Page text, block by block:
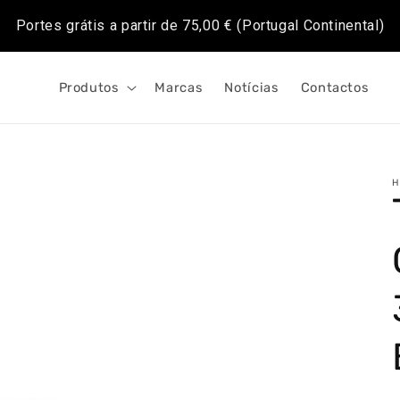
Portes grátis a partir de 75,00 € (Portugal Continental)
Produtos Marcas Notícias Contactos